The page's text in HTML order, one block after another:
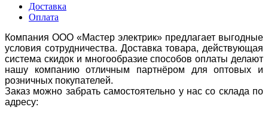
Доставка
Оплата
Компания ООО «Мастер электрик» предлагает выгодные
условия сотрудничества. Доставка товара, действующая
система скидок и многообразие способов оплаты делают
нашу компанию отличным партнёром для оптовых и
розничных покупателей.
Заказ можно забрать самостоятельно у нас со склада по
адресу: